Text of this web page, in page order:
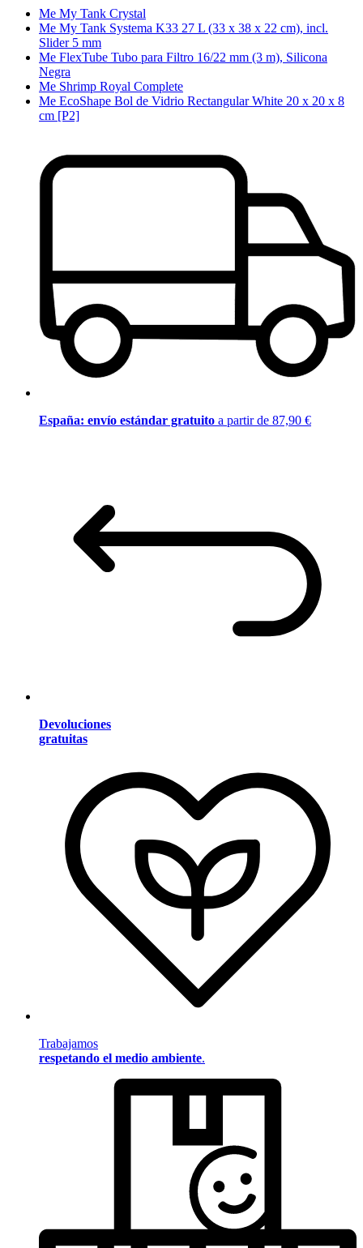
Me My Tank Crystal
Me My Tank Systema K33 27 L (33 x 38 x 22 cm), incl.
Slider 5 mm
Me FlexTube Tubo para Filtro 16/22 mm (3 m), Silicona
Negra
Me Shrimp Royal Complete
Me EcoShape Bol de Vidrio Rectangular White 20 x 20 x 8
cm [P2]
España: envío estándar gratuito a partir de 87,90 €
Devoluciones
gratuitas
Trabajamos
respetando el medio ambiente.